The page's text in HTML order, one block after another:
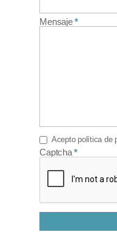
Mensaje
Acepto política de
Captcha